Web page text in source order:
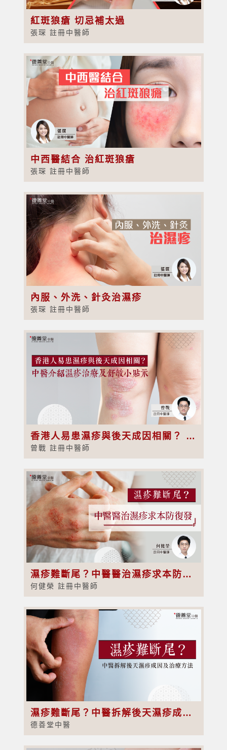
紅斑狼瘡 切忌補太過
張琛 註冊中醫師
中西醫結合 治紅斑狼瘡
張琛 註冊中醫師
內服、外洗、針灸治濕疹
張琛 註冊中醫師
香港人易患濕疹與後天成因相關？ 中醫介紹濕疹治療及舒敏小貼示
曾戰 註冊中醫師
濕疹難斷尾？中醫醫治濕疹求本防復發
何健榮 註冊中醫師
濕疹難斷尾？中醫拆解後天濕疹成因及治療方法
德善堂中醫